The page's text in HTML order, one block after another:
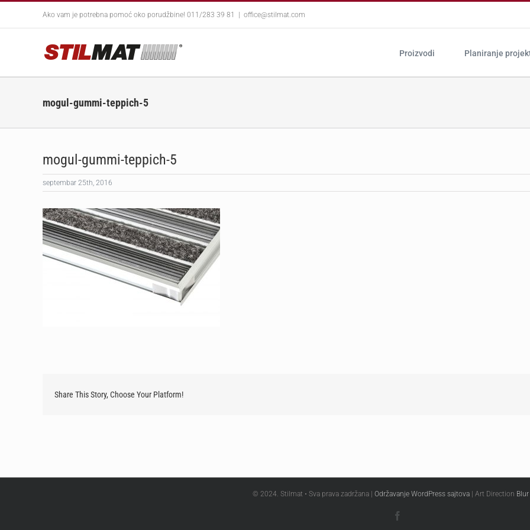
content
Ako vam je potrebna pomoć oko porudžbine! 011/283 39 81 office@stilmat.com
Proizvodi Planiranje
mogul-gummi-teppich-5
mogul-gummi-teppich-5
septembar 25th, 2016
Share This Story, Choose Your Platform!
© 2024. Stilmat • Sva prava zadržana | Održavanje WordPress sajtova| Art Direction